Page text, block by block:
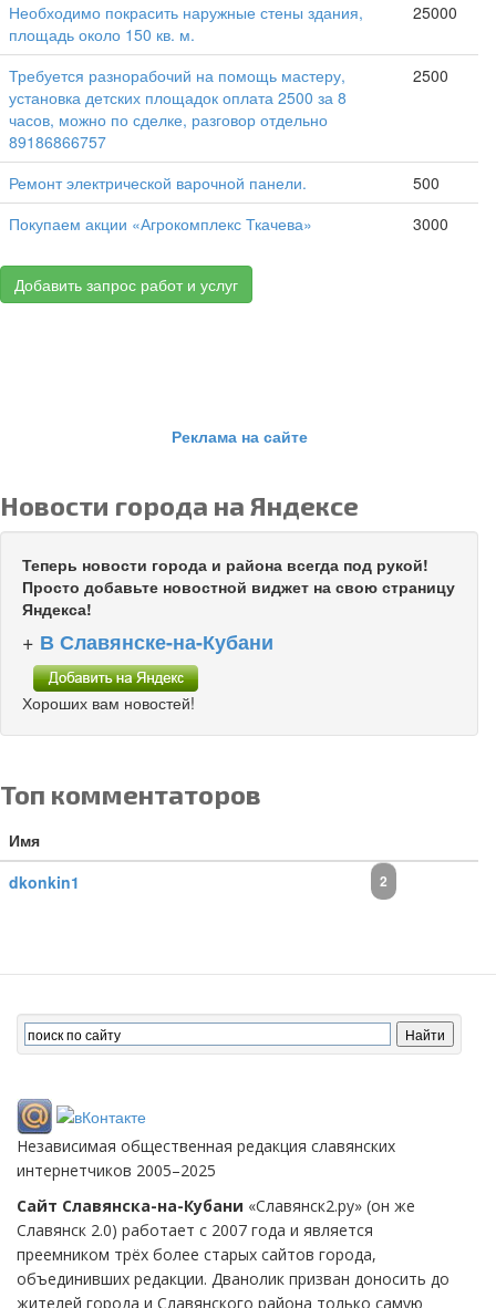
Необходимо покрасить наружные стены здания,
площадь около 150 кв. м.
25000
Требуется разнорабочий на помощь мастеру,
установка детских площадок оплата 2500 за 8
часов, можно по сделке, разговор отдельно
89186866757
2500
Ремонт электрической варочной панели.
500
Покупаем акции «Агрокомплекс Ткачева»
3000
Добавить запрос работ и услуг
Реклама на сайте
Новости города на Яндексе
Теперь новости города и района всегда под рукой!
Просто добавьте новостной виджет на свою страницу
Яндекса!
+ В Славянске-на-Кубани
Хороших вам новостей!
Топ комментаторов
Имя
dkonkin1
2
Независимая общественная редакция славянских
интернетчиков 2005–2025
Сайт Славянска-на-Кубани «Славянск2.ру» (он же
Славянск 2.0) работает с 2007 года и является
преемником трёх более старых сайтов города,
объединивших редакции. Дванолик призван доносить до
жителей города и Славянского района только самую